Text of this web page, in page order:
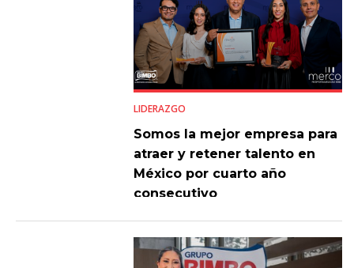
LIDERAZGO
Somos la mejor empresa para
atraer y retener talento en
México por cuarto año
consecutivo